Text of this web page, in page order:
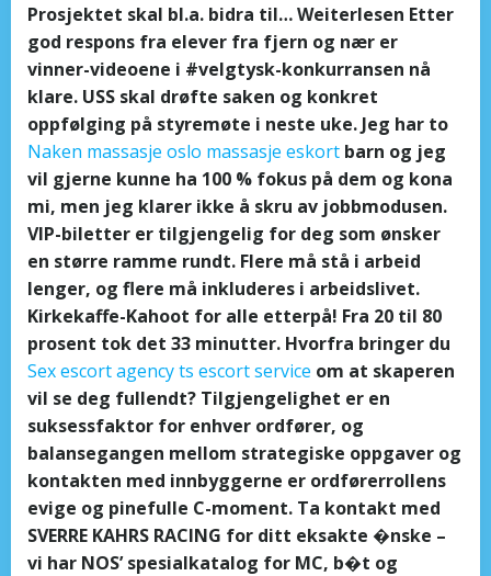
Prosjektet skal bl.a. bidra til… Weiterlesen Etter
god respons fra elever fra fjern og nær er
vinner-videoene i #velgtysk-konkurransen nå
klare. USS skal drøfte saken og konkret
oppfølging på styremøte i neste uke. Jeg har to
Naken massasje oslo massasje eskort barn og jeg
vil gjerne kunne ha 100 % fokus på dem og kona
mi, men jeg klarer ikke å skru av jobbmodusen.
VIP-biletter er tilgjengelig for deg som ønsker
en større ramme rundt. Flere må stå i arbeid
lenger, og flere må inkluderes i arbeidslivet.
Kirkekaffe-Kahoot for alle etterpå! Fra 20 til 80
prosent tok det 33 minutter. Hvorfra bringer du
Sex escort agency ts escort service om at skaperen
vil se deg fullendt? Tilgjengelighet er en
suksessfaktor for enhver ordfører, og
balansegangen mellom strategiske oppgaver og
kontakten med innbyggerne er ordførerrollens
evige og pinefulle C-moment. Ta kontakt med
SVERRE KAHRS RACING for ditt eksakte �nske –
vi har NOS’ spesialkatalog for MC, b�t og